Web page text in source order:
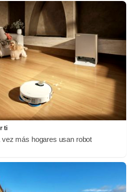
ti
más hogares usan robot